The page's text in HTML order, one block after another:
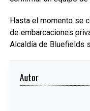
Hasta el momento se
de embarcaciones
Alcaldía de Bluefields
Autor